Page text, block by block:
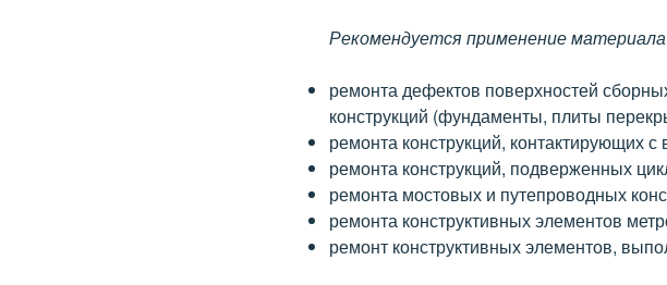
Рекомендуется применение
ремонта дефектов поверхностей
конструкций (фундаменты, плиты
ремонта конструкций, контактирующих
ремонта конструкций, подверженных
ремонта мостовых и путепроводных
ремонта конструктивных элементов
ремонт конструктивных элементов,